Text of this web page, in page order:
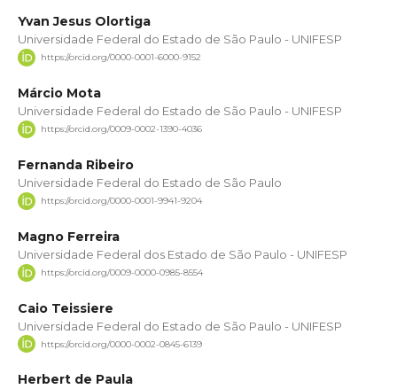
Yvan Jesus Olortiga
Universidade Federal do Estado de São Paulo - UNIFESP
https://orcid.org/0000-0001-6000-9152
Márcio Mota
Universidade Federal do Estado de São Paulo - UNIFESP
https://orcid.org/0009-0002-1390-4036
Fernanda Ribeiro
Universidade Federal do Estado de São Paulo
https://orcid.org/0000-0001-9941-9204
Magno Ferreira
Universidade Federal dos Estado de São Paulo - UNIFESP
https://orcid.org/0009-0000-0985-8554
Caio Teissiere
Universidade Federal do Estado de São Paulo - UNIFESP
https://orcid.org/0000-0002-0845-6139
Herbert de Paula